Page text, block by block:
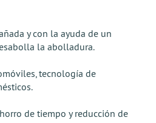
y con la ayuda de un
la abolladura.
tecnología de
de tiempo y reducción de